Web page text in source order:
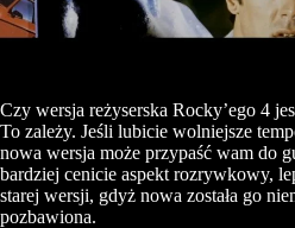
Czy wersja reżyserska Rocky’ego 4
To zależy. Jeśli lubicie wolniejsze
nowa wersja może przypaść wam do
bardziej cenicie aspekt rozrywkowy,
starej wersji, gdyż nowa została go
pozbawiona.